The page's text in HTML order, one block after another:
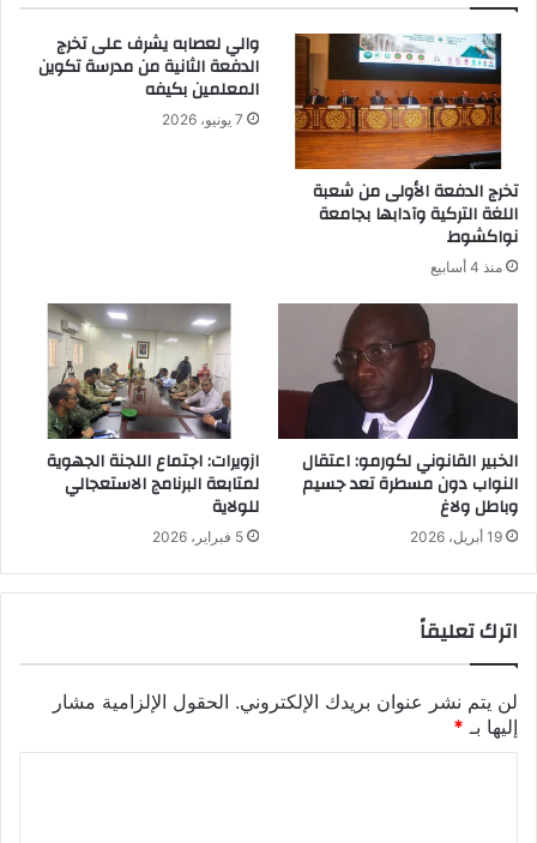
تخرج الدفعة الأولى من شعبة
اللغة التركية وآدابها بجامعة
نواكشوط
منذ 4 أسابيع
والي لعصابه يشرف على تخرج
الدفعة الثانية من مدرسة تكوين
المعلمين بكيفه
7 يونيو، 2026
الخبير القانوني لكورمو: اعتقال
النواب دون مسطرة تعد جسيم
وباطل ولاغ
19 أبريل، 2026
ازويرات: اجتماع اللجنة الجهوية
لمتابعة البرنامج الاستعجالي
للولاية
5 فبراير، 2026
اترك تعليقاً
لن يتم نشر عنوان بريدك الإلكتروني. الحقول الإلزامية مشار
إليها بـ *